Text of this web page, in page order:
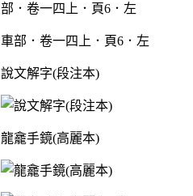
車部．卷一四上．頁6．左
說文解字(段注本)
龍龕手鏡(高麗本)